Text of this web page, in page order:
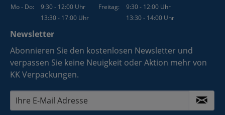
Mo - Do: 9:30 - 12:00 Uhr Freitag:
9:30 - 12:00 Uhr
13:30 - 17:00 Uhr
13:30 - 14:00 Uhr
Newsletter
Abonnieren Sie den kostenlosen Newsletter und
verpassen Sie keine Neuigkeit oder Aktion mehr von
KK Verpackungen.